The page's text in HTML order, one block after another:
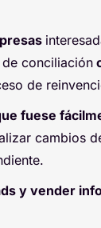
conciliación
de
fuese
cambios
y vender